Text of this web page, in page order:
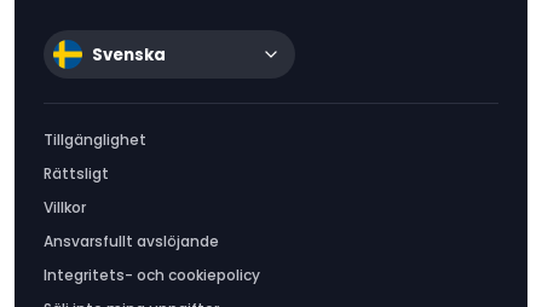
Svenska
Tillgänglighet
Rättsligt
Villkor
Ansvarsfullt avslöjande
Integritets- och cookiepolicy